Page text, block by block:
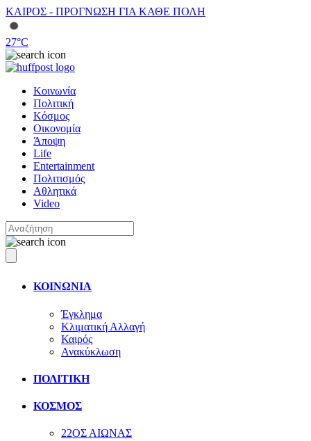
ΚΑΙΡΟΣ - ΠΡΟΓΝΩΣΗ ΓΙΑ ΚΑΘΕ ΠΟΛΗ
27°C
Κοινωνία
Πολιτική
Κόσμος
Οικονομία
Άποψη
Life
Entertainment
Πολιτισμός
Αθλητικά
Video
ΚΟΙΝΩΝΙΑ
Έγκλημα
Κλιματική Αλλαγή
Καιρός
Ανακύκλωση
ΠΟΛΙΤΙΚΗ
ΚΟΣΜΟΣ
22ΟΣ ΑΙΩΝΑΣ